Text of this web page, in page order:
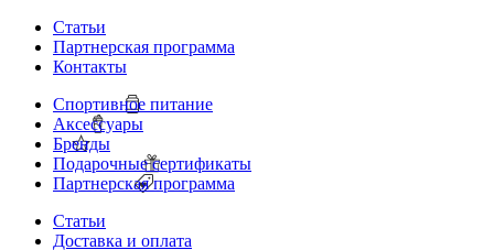
Статьи
Партнерская программа
Контакты
Спортивное питание
Аксессуары
Бренды
Подарочные сертификаты
Партнерская программа
Статьи
Доставка и оплата